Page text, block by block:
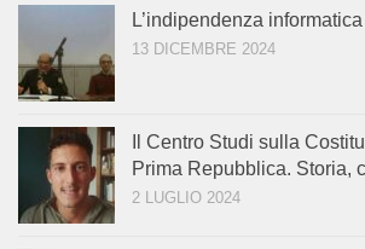
L’indipendenza informatica
13 DICEMBRE 2024
Il Centro Studi sulla
Prima Repubblica. Storia,
2 LUGLIO 2024